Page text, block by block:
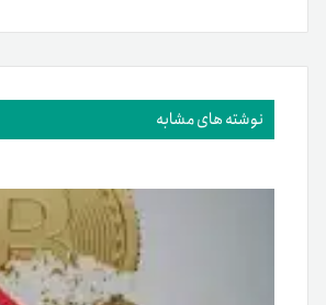
نوشته های مشابه